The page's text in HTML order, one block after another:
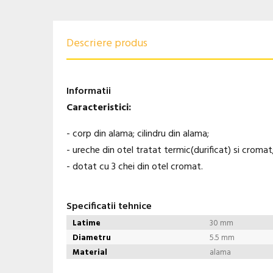
Descriere produs
Informatii
Caracteristici:
- corp din alama; cilindru din alama;
- ureche din otel tratat termic(durificat) si
- dotat cu 3 chei din otel cromat.
Specificatii tehnice
Latime
30 mm
Diametru
5.5 mm
Material
alama